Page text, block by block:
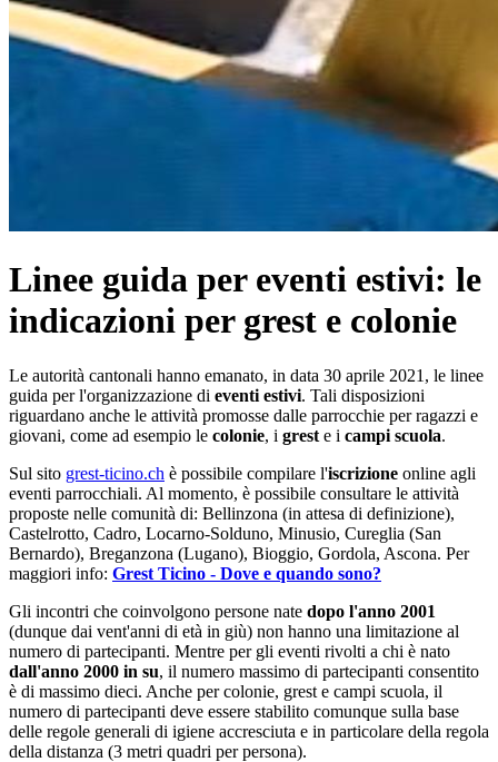
Linee guida per eventi estivi: le
indicazioni per grest e colonie
Le autorità cantonali hanno emanato, in data 30 aprile 2021, le linee
guida per l'organizzazione di eventi estivi. Tali disposizioni
riguardano anche le attività promosse dalle parrocchie per ragazzi e
giovani, come ad esempio le colonie, i grest e i campi scuola.
Sul sito grest-ticino.ch è possibile compilare l'iscrizione online agli
eventi parrocchiali. Al momento, è possibile consultare le attività
proposte nelle comunità di: Bellinzona (in attesa di definizione),
Castelrotto, Cadro, Locarno-Solduno, Minusio, Cureglia (San
Bernardo), Breganzona (Lugano), Bioggio, Gordola, Ascona. Per
maggiori info: Grest Ticino - Dove e quando sono?
Gli incontri che coinvolgono persone nate dopo l'anno 2001
(dunque dai vent'anni di età in giù) non hanno una limitazione al
numero di partecipanti. Mentre per gli eventi rivolti a chi è nato
dall'anno 2000 in su, il numero massimo di partecipanti consentito
è di massimo dieci. Anche per colonie, grest e campi scuola, il
numero di partecipanti deve essere stabilito comunque sulla base
delle regole generali di igiene accresciuta e in particolare della regola
della distanza (3 metri quadri per persona).